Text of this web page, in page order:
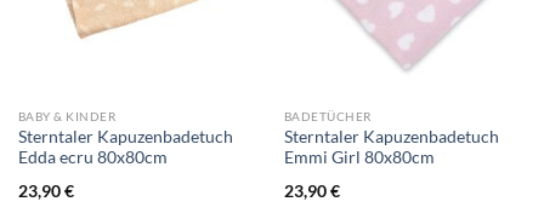
BABY & KINDER
Sterntaler Kapuzenbadetuch
Edda ecru 80x80cm
23,90€
BADETÜCHER
Sterntaler Kapuzenbadetuch
Emmi Girl 80x80cm
23,90€